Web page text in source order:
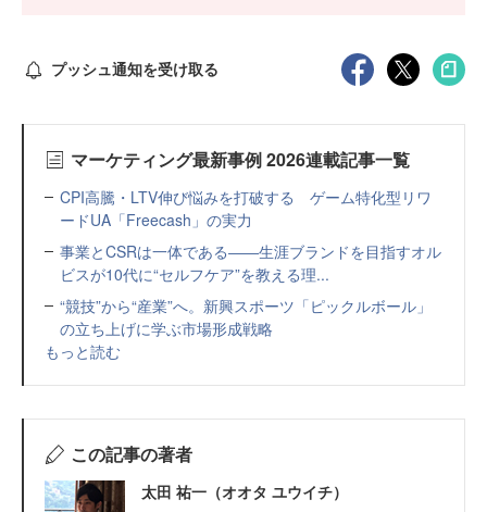
プッシュ通知を受け取る
マーケティング最新事例 2026連載記事一覧
CPI高騰・LTV伸び悩みを打破する ゲーム特化型リワ
ードUA「Freecash」の実力
事業とCSRは一体である――生涯ブランドを目指すオル
ビスが10代に“セルフケア”を教える理...
“競技”から“産業”へ。新興スポーツ「ピックルボール」
の立ち上げに学ぶ市場形成戦略
もっと読む
この記事の著者
太田 祐一（オオタ ユウイチ）